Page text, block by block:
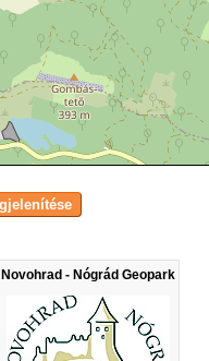
Novohrad - Nógrád Geopark